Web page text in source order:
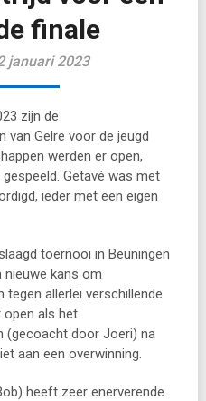
finale
januari 2023
zijn de
van Gelre voor de jeugd
werden er open,
Getavé was met
ieder met een eigen
toernooi in Beuningen
nieuwe kans om
allerlei verschillende
open als het
(gecoacht door Joeri) na
aan een overwinning.
heeft zeer enerverende